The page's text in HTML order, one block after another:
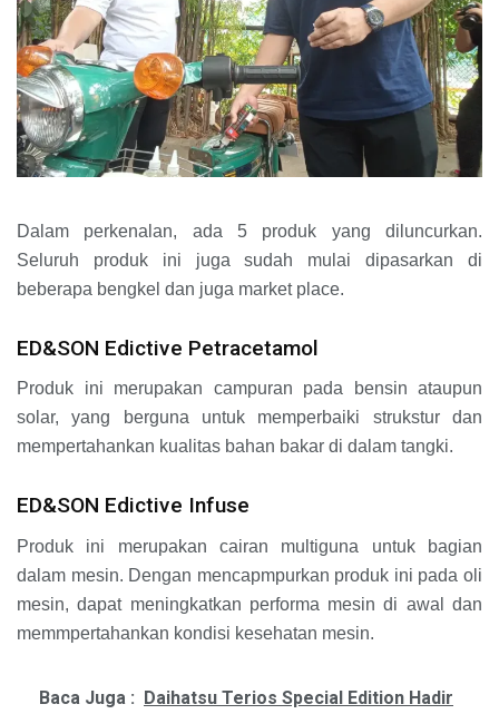
Dalam perkenalan, ada 5 produk yang diluncurkan.
Seluruh produk ini juga sudah mulai dipasarkan di
beberapa bengkel dan juga market place.
ED&SON Edictive Petracetamol
Produk ini merupakan campuran pada bensin ataupun
solar, yang berguna untuk memperbaiki strukstur dan
mempertahankan kualitas bahan bakar di dalam tangki.
ED&SON Edictive Infuse
Produk ini merupakan cairan multiguna untuk bagian
dalam mesin. Dengan mencapmpurkan produk ini pada oli
mesin, dapat meningkatkan performa mesin di awal dan
memmpertahankan kondisi kesehatan mesin.
Baca Juga : Daihatsu Terios Special Edition Hadir